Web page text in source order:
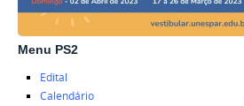
Menu PS2
Edital
Calendário